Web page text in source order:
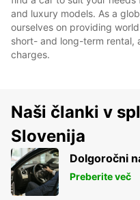
and luxury models. As a
ourselves on providing
short- and long-term rental,
charges.
Naši članki v
Slovenija
Dolgoročni
Preberite več